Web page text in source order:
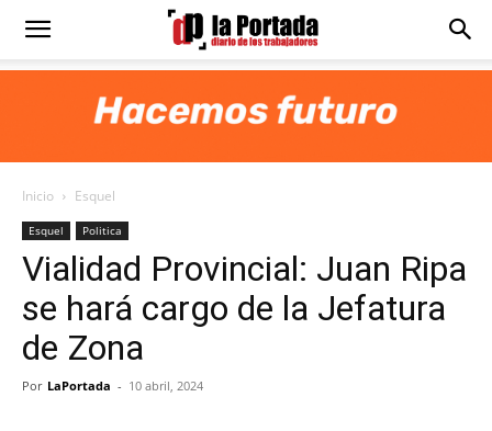
Diario
Portada
Inicio Esquel
Esquel Politica
Vialidad Provincial: Juan Ripa
se hará cargo de la Jefatura
de Zona
Por LaPortada - 10 abril, 2024